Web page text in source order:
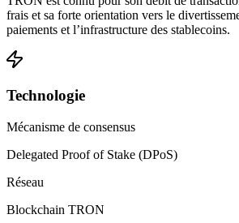
frais et sa forte orientation vers le
paiements et l’infrastructure des stablecoins.
Technologie
Mécanisme de consensus
Delegated Proof of Stake (DPoS)
Réseau
Blockchain TRON